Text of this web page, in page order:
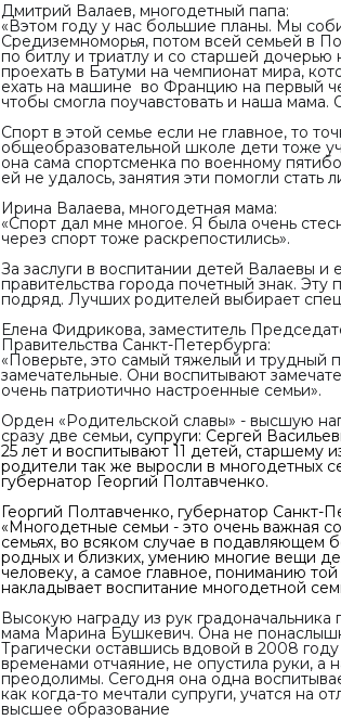
Дмитрий Валаев, многодетный папа:
«Вэтом году у нас большие планы. Мы
Средиземноморья, потом всей семьей в
по битлу и триатлу и со старшей
проехать в Батуми на чемпионат мира,
ехать на машине во Францию на первый
чтобы смогла поучавстовать и наша мама.
Спорт в этой семье если не главное, то
общеобразовательной школе дети тоже
она сама спортсменка по военному
ей не удалось, занятия эти помогли стать
Ирина Валаева, многодетная мама:
«Спорт дал мне многое. Я была очень
через спорт тоже раскрепостились».
За заслуги в воспитании детей Валаевы
правительства города почетный знак.
подряд. Лучших родителей выбирает
Елена Фидрикова, заместитель
Правительства Санкт-Петербурга:
«Поверьте, это самый тяжелый и трудный
замечательные. Они воспитывают
очень патриотично настроенные семьи».
Орден «Родительской славы» - высшую
сразу две семьи, супруги: Сергей
25 лет и воспитывают 11 детей, старшему
родители так же выросли в многодетных
губернатор Георгий Полтавченко.
Георгий Полтавченко, губернатор Санкт-
«Многодетные семьи - это очень важная
семьях, во всяком случае в подавляющем
родных и близких, умению многие вещи
человеку, а самое главное, пониманию
накладывает воспитание многодетной
Высокую награду из рук
мама Марина Бушкевич. Она не
Трагически оставшись вдовой в 2008
временами отчаяние, не опустила руки, а
преодолимы. Сегодня она одна
как когда-то мечтали супруги, учатся на
высшее образование